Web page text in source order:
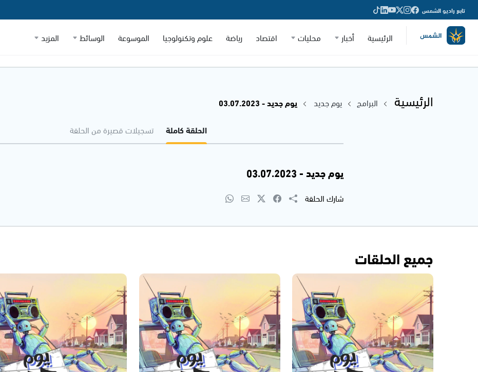
تابع راديو الشمس
الرئيسية أخبار محليات اقتصاد رياضة علوم وتكنولوجيا الموسوعة الوسائط المزيد
الرئيسية البرامج يوم جديد
يوم جديد - 03.07.2023
الحلقة كاملة
تسجيلات قصيرة من الحلقة
يوم جديد - 03.07.2023
شارك الحلقة
جميع الحلقات